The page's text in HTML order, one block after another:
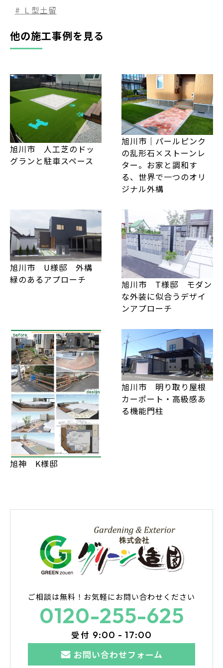
Ｌ型土留
他の施工事例を見る
旭川市 人工芝のドッ
グランと駐車スペース
旭川市｜パールピンク
の乱形石×ストーンレ
ター。お家と調和す
る、世界で一つのオリ
ジナル外構
旭川市 U様邸 外構
緑のあるアプローチ
旭川市 T様邸 モダン
な外装に似合うデザイ
ンアプローチ
旭神 K様邸
旭川市 明り取り屋根
カーポート・高級感あ
る機能門柱
ご相談は無料！ お気軽にお問い合わせください
0120-255-625
受付 9:00 - 17:00
お問い合わせフォーム